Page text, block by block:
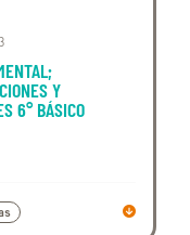
Y
6° BÁSICO